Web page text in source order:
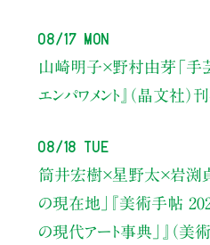
08/17 Mon
山崎明子×野村由芽 「手
エンパワメント』（晶文社）
08/18 Tue
筒井宏樹×星野太×岩渕
の現在地」
『美術手帖
の現代アート事典」』（